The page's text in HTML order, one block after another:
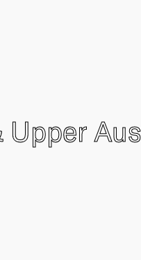
Upper